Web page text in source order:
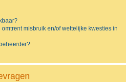
misbruik en/of wettelijke kwesties in